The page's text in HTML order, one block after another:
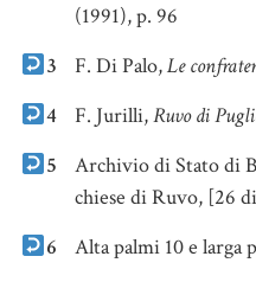
(1991), p. 96
3
F. Di Palo,Le
4
F. Jurilli,Ruvo di
5
Archivio di Stato di
chiese di Ruvo, [26
6
Alta palmi 10 e larga